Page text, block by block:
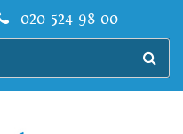
020 524 98 00